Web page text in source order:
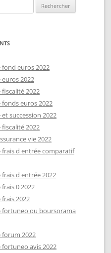
fond euros 2022
euros 2022
fiscalité 2022
fonds euros 2022
succession 2022
fiscalité 2022
vie 2022
frais d entrée comparatif
frais d entrée 2022
0 2022
2022
fortuneo ou boursorama
forum 2022
fortuneo avis 2022